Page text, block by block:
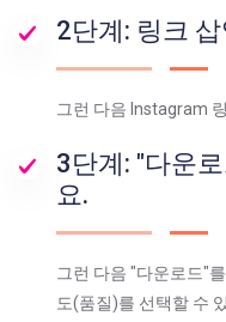
2단계: 링크 삽
그런 다음 Instagram
3단계: "다운
요.
그런 다음 "다운로드"
도(품질)를 선택할 수